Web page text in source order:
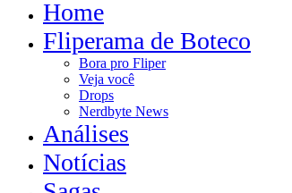
Home
Fliperama de Boteco
Bora pro Fliper
Veja você
Drops
Nerdbyte News
Análises
Notícias